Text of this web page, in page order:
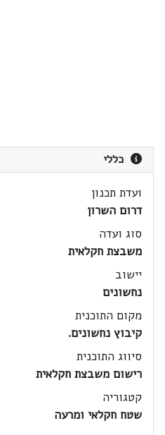
כללי
ועדת תכנון
דרום השרון
סוג ועדה
משבצת חקלאית
יישוב
נחשונים
מקום התוכנית
קיבוץ נחשונים.
סיווג התוכנית
רישום משבצת חקלאית
קטגוריה
שטח חקלאי ומרעה